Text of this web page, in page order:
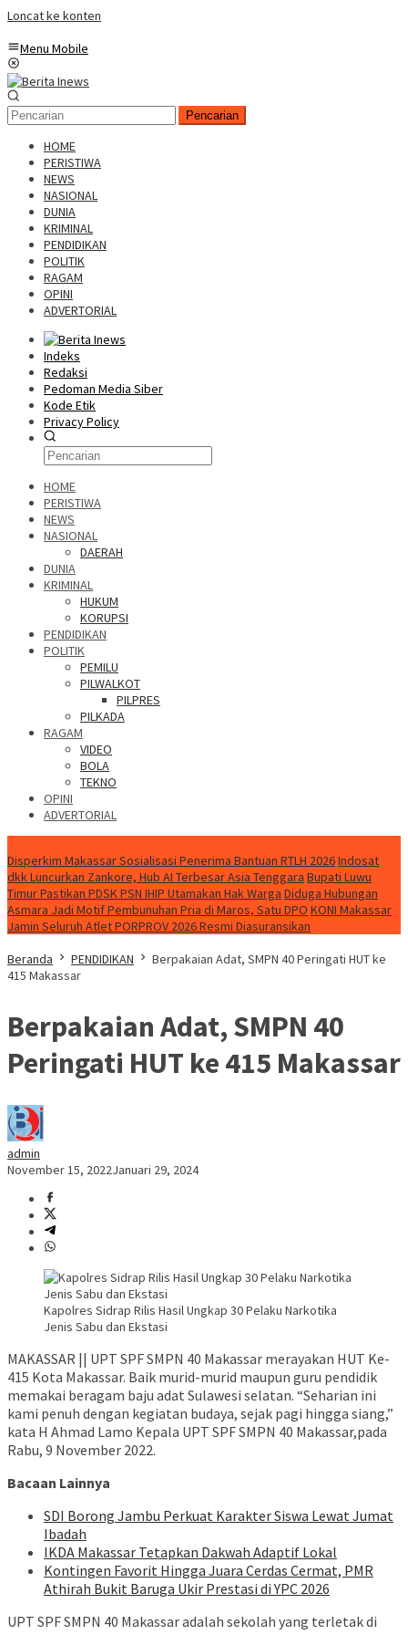
Loncat ke konten
Menu Mobile
Pencarian
HOME
PERISTIWA
NEWS
NASIONAL
DUNIA
KRIMINAL
PENDIDIKAN
POLITIK
RAGAM
OPINI
ADVERTORIAL
Indeks
Redaksi
Pedoman Media Siber
Kode Etik
Privacy Policy
HOME
PERISTIWA
NEWS
NASIONAL
DAERAH
DUNIA
KRIMINAL
HUKUM
KORUPSI
PENDIDIKAN
POLITIK
PEMILU
PILWALKOT
PILPRES
PILKADA
RAGAM
VIDEO
BOLA
TEKNO
OPINI
ADVERTORIAL
Disperkim Makassar Sosialisasi Penerima Bantuan RTLH 2026Indosat
dkk Luncurkan Zankore, Hub AI Terbesar Asia Tenggara Bupati Luwu
Timur Pastikan PDSK PSN IHIP Utamakan Hak Warga Diduga Hubungan
Asmara Jadi Motif Pembunuhan Pria di Maros, Satu DPO KONI Makassar
Jamin Seluruh Atlet PORPROV 2026 Resmi Diasuransikan
Beranda
PENDIDIKAN
Berpakaian Adat, SMPN 40 Peringati HUT ke
415 Makassar
Berpakaian Adat, SMPN 40
Peringati HUT ke 415 Makassar
admin
November 15, 2022Januari 29, 2024
Kapolres Sidrap Rilis Hasil Ungkap 30 Pelaku Narkotika
Jenis Sabu dan Ekstasi
MAKASSAR || UPT SPF SMPN 40 Makassar merayakan HUT Ke-
415 Kota Makassar. Baik murid-murid maupun guru pendidik
memakai beragam baju adat Sulawesi selatan. “Seharian ini
kami penuh dengan kegiatan budaya, sejak pagi hingga siang,”
kata H Ahmad Lamo Kepala UPT SPF SMPN 40 Makassar,pada
Rabu, 9 November 2022.
Bacaan Lainnya
SDI Borong Jambu Perkuat Karakter Siswa Lewat Jumat
Ibadah
IKDA Makassar Tetapkan Dakwah Adaptif Lokal
Kontingen Favorit Hingga Juara Cerdas Cermat, PMR
Athirah Bukit Baruga Ukir Prestasi di YPC 2026
UPT SPF SMPN 40 Makassar adalah sekolah yang terletak di